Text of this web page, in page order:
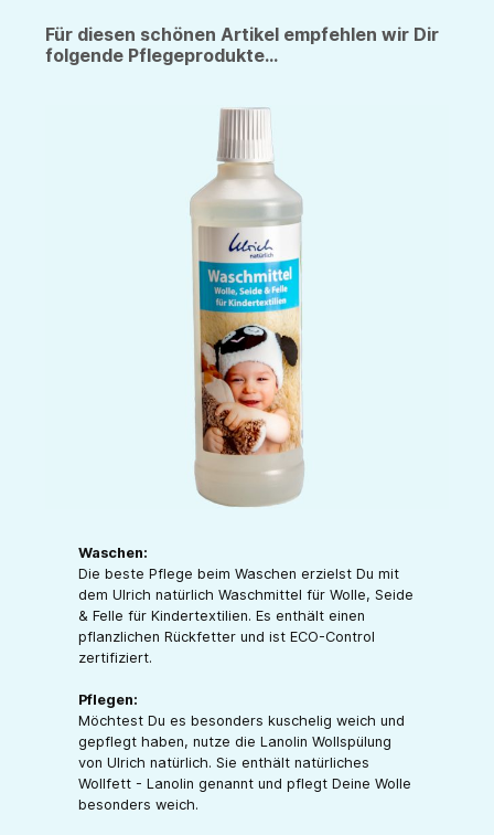
Für diesen schönen Artikel empfehlen wir Dir
folgende Pflegeprodukte...
Waschen:
Die beste Pflege beim Waschen erzielst Du mit
dem Ulrich natürlich Waschmittel für Wolle, Seide
& Felle für Kindertextilien. Es enthält einen
pflanzlichen Rückfetter und ist ECO-Control
zertifiziert.
Pflegen:
Möchtest Du es besonders kuschelig weich und
gepflegt haben, nutze die Lanolin Wollspülung
von Ulrich natürlich. Sie enthält natürliches
Wollfett - Lanolin genannt und pflegt Deine Wolle
besonders weich.